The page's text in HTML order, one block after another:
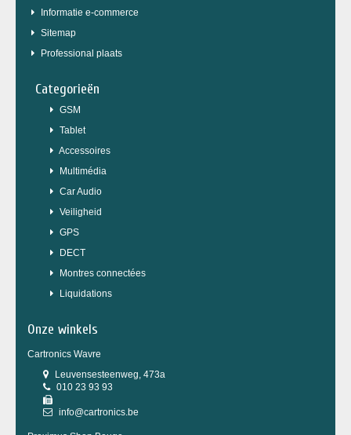
Informatie e-commerce
Sitemap
Professional plaats
Categorieën
GSM
Tablet
Accessoires
Multimédia
Car Audio
Veiligheid
GPS
DECT
Montres connectées
Liquidations
Onze winkels
Cartronics Wavre
Leuvensesteenweg, 473a
010 23 93 93
info@cartronics.be